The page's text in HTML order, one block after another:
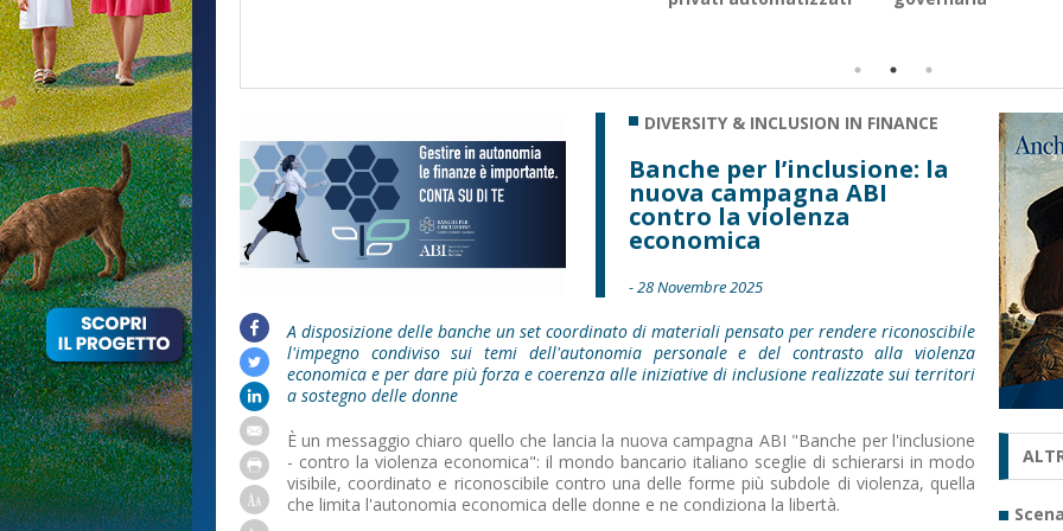
DIVERSITY & INCLUSION IN FINANCE
Banche per l’inclusione: la
nuova campagna ABI
contro la violenza
economica
- 28 Novembre 2025
A disposizione delle banche un set coordinato di materiali pensato per rendere riconoscibile
l'impegno condiviso sui temi dell'autonomia personale e del contrasto alla violenza
economica e per dare più forza e coerenza alle iniziative di inclusione realizzate sui territori
a sostegno delle donne
È un messaggio chiaro quello che lancia la nuova campagna ABI "Banche per l'inclusione
- contro la violenza economica": il mondo bancario italiano sceglie di schierarsi in modo
visibile, coordinato e riconoscibile contro una delle forme più subdole di violenza, quella
che limita l'autonomia economica delle donne e ne condiziona la libertà.